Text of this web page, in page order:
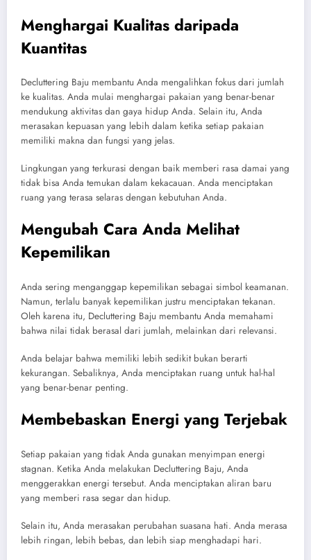
Menghargai Kualitas daripada
Kuantitas
Decluttering Baju membantu Anda mengalihkan fokus dari jumlah
ke kualitas. Anda mulai menghargai pakaian yang benar-benar
mendukung aktivitas dan gaya hidup Anda. Selain itu, Anda
merasakan kepuasan yang lebih dalam ketika setiap pakaian
memiliki makna dan fungsi yang jelas.
Lingkungan yang terkurasi dengan baik memberi rasa damai yang
tidak bisa Anda temukan dalam kekacauan. Anda menciptakan
ruang yang terasa selaras dengan kebutuhan Anda.
Mengubah Cara Anda Melihat
Kepemilikan
Anda sering menganggap kepemilikan sebagai simbol keamanan.
Namun, terlalu banyak kepemilikan justru menciptakan tekanan.
Oleh karena itu, Decluttering Baju membantu Anda memahami
bahwa nilai tidak berasal dari jumlah, melainkan dari relevansi.
Anda belajar bahwa memiliki lebih sedikit bukan berarti
kekurangan. Sebaliknya, Anda menciptakan ruang untuk hal-hal
yang benar-benar penting.
Membebaskan Energi yang Terjebak
Setiap pakaian yang tidak Anda gunakan menyimpan energi
stagnan. Ketika Anda melakukan Decluttering Baju, Anda
menggerakkan energi tersebut. Anda menciptakan aliran baru
yang memberi rasa segar dan hidup.
Selain itu, Anda merasakan perubahan suasana hati. Anda merasa
lebih ringan, lebih bebas, dan lebih siap menghadapi hari.